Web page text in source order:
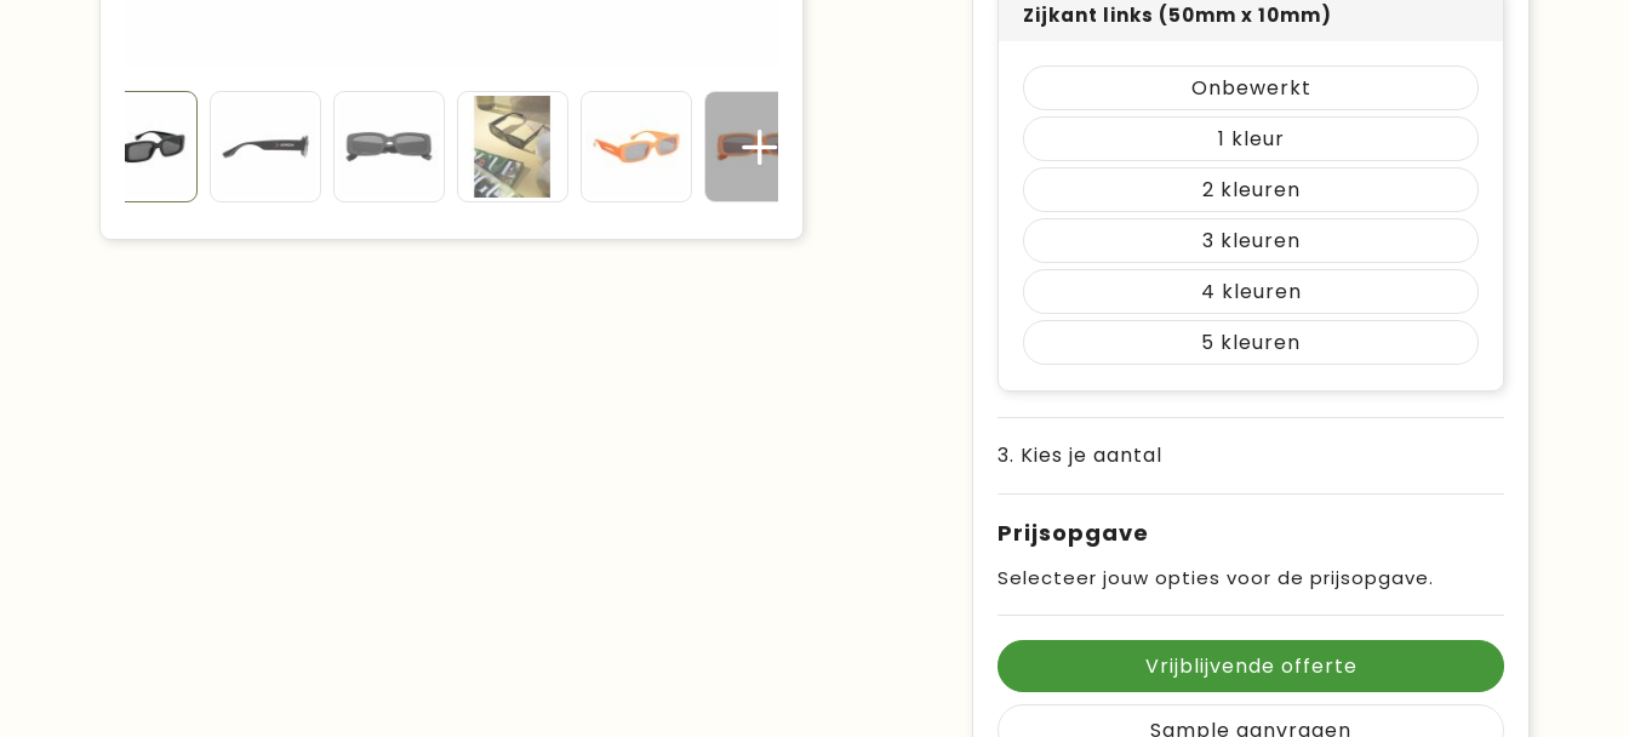
Zijkant links (50mm x 10mm)
Onbewerkt
1
2
3
4
5
3. Kies je aantal
Prijsopgave
Selecteer jouw opties voor de prijsopgave.
Vrijblijvende offerte
Sample aanvragen